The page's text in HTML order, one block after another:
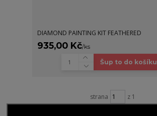
DIAMOND PAINTING KIT FEATHERED
935,00 Kč/ks
Šup to do košíku
strana z 1